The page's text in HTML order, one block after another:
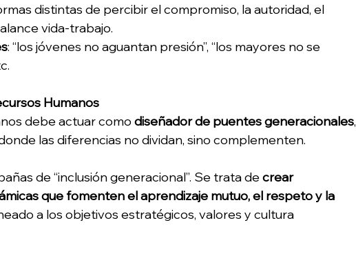
distintas de percibir el compromiso, la autoridad, el
vida-trabajo.
: “los jóvenes no aguantan presión”, “los mayores no se
Humanos
debe actuar como diseñador de puentes generacionales,
las diferencias no dividan, sino complementen.
de “inclusión generacional”. Se trata de crear
que fomenten el aprendizaje mutuo, el respeto y la
a los objetivos estratégicos, valores y cultura